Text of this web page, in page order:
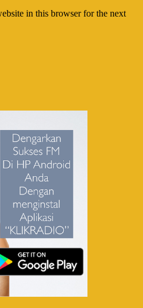
in this browser for the next